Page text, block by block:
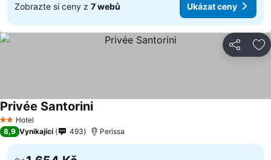
Zobrazte si ceny z 7 webů Ukázat ceny
Sdílet
2 Počet hvězdiček
Hotel
Privée Santorini
8,9 Vynikající 493 Perissa